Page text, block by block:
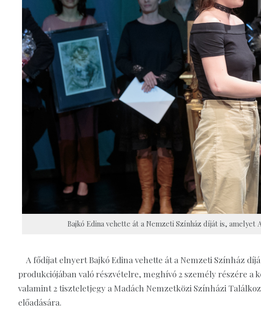
Bajkó Edina vehette át a Nemzeti Színház díját is, amelyet
A fődíjat elnyert Bajkó Edina vehette át a Nemzeti Színház
produkciójában való részvételre, meghívó 2 személy részére
valamint 2 tiszteletjegy a Madách Nemzetközi Színházi
előadására.